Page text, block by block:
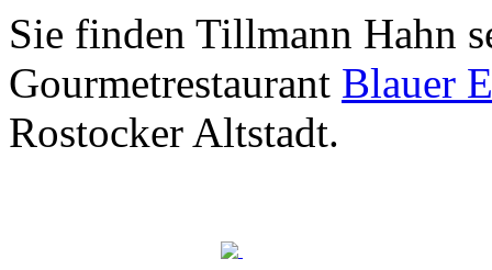
Geheimnisse, die
Sie finden Tillmann Hahn
Gourmetrestaurant Blauer
Rostocker Altstadt.